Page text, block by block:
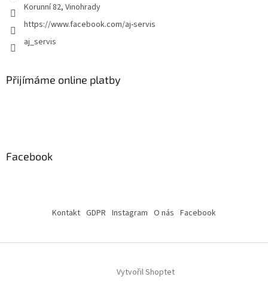
Korunní 82, Vinohrady
https://www.facebook.com/aj-servis
aj_servis
Přijímáme online platby
Facebook
Kontakt GDPR Instagram O nás Facebook
Vytvořil Shoptet